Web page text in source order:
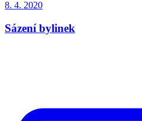
8. 4. 2020
Sázení bylinek